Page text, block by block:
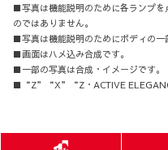
■写真は機能説明のために各ランプを
のではありません。
■写真は機能説明のためにボディの一
■画面はハメ込み合成です。
■一部の写真は合成・イメージです。
■“Z”“X”“Z・ACTIVE